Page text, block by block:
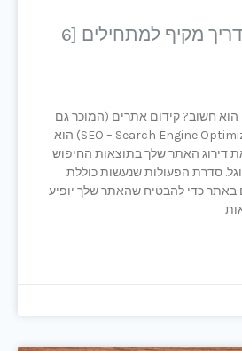
קידום אתרים: מדריך מקיף למתחילים [6
קידום אתרים (המוכר גם
כקידום אורגני או SEO – Search Engine Optimization) הוא
האתר שלך בתוצאות החיפוש
הפעולות שנעשות כוללת
כדי להבטיח שהאתר שלך יופיע